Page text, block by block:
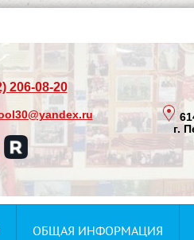
206-08-20
г.
ОБЩАЯ ИНФОРМАЦИЯ